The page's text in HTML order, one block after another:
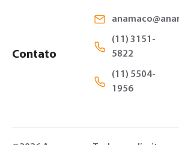
Contato
(11) 3151-
5822
(11) 5504-
1956